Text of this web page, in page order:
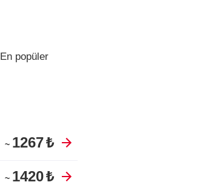
En popüler
~ 1267₺
~ 1420₺